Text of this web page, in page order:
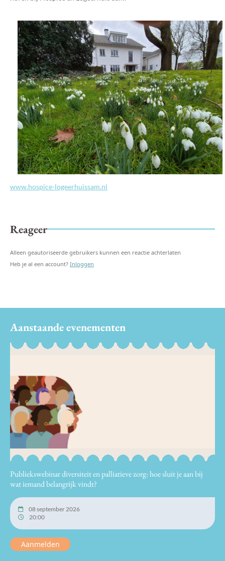
www.hospice-logeerhuissam.nl
Reageer
Alleen geautoriseerde gebruikers kunnen een reactie achterlaten
Heb je al een account? Inloggen
Aanstaande evenementen
Publiekswebinar diversiteit en palliatieve zorg: hoe sluit je aan bij
wat iemand belangrijk vindt?
08 september 2026
20:00
Aanmelden